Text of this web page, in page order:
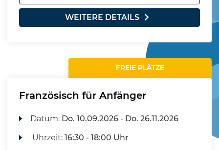
WEITERE DETAILS
FREIE PLÄTZE
Französisch für Anfänger
Datum: Do. 10.09.2026 - Do. 26.11.2026
Uhrzeit:16:30 - 18:00 Uhr